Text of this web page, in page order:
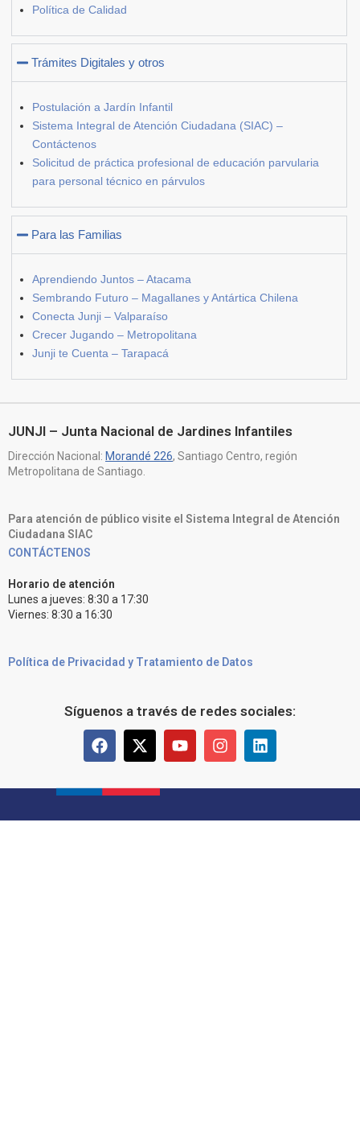
Política de Calidad
Trámites Digitales y otros
Postulación a Jardín Infantil
Sistema Integral de Atención Ciudadana (SIAC) –
Contáctenos
Solicitud de práctica profesional de educación parvularia
para personal técnico en párvulos
Para las Familias
Aprendiendo Juntos – Atacama
Sembrando Futuro – Magallanes y Antártica Chilena
Conecta Junji – Valparaíso
Crecer Jugando – Metropolitana
Junji te Cuenta – Tarapacá
JUNJI – Junta Nacional de Jardines Infantiles
Dirección Nacional: Morandé 226, Santiago Centro, región
Metropolitana de Santiago.
Para atención de público visite el Sistema Integral de Atención
Ciudadana SIAC
CONTÁCTENOS
Horario de atención
Lunes a jueves: 8:30 a 17:30
Viernes: 8:30 a 16:30
Política de Privacidad y Tratamiento de Datos
Síguenos a través de redes sociales: